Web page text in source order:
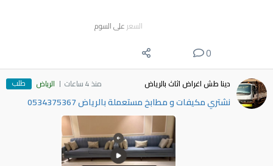
السعر على السوم
0
دينا طش اغراض اثاث بالرياض منذ 4 ساعات الرياض طلب
نشتري مكيفات و مطابخ مستعملة بالرياض 0534375367